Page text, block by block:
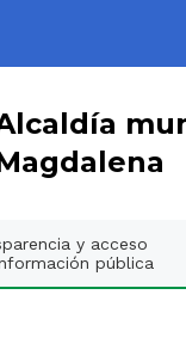
y acceso
pública